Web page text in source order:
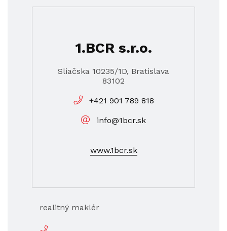
realitný maklér
1.BCR s.r.o.
Sliačska 10235/1D, Bratislava
83102
+421 901 789 818
info@1bcr.sk
www.1bcr.sk